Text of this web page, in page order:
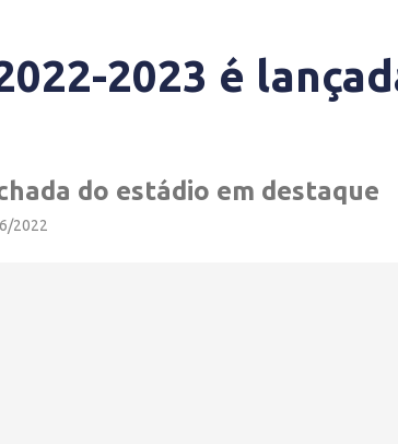
2023 é
do estádio em destaque
2022